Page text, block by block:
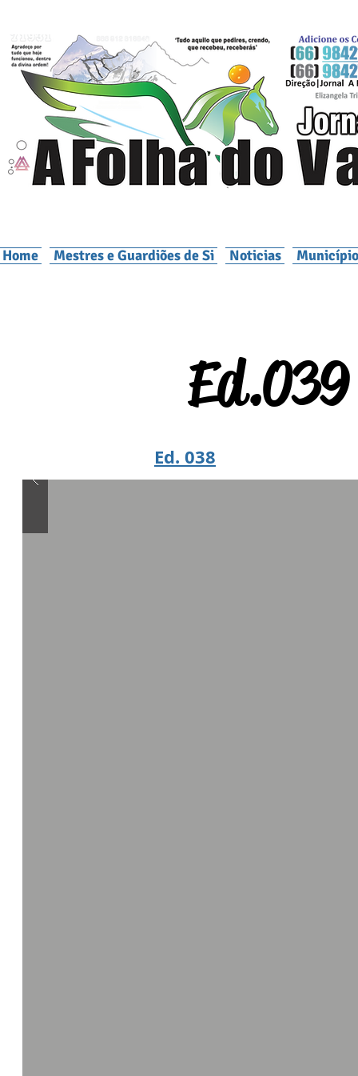
Home Mestres e Guardiões de Si Noticias
Ed. 038